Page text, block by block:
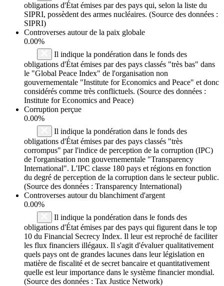
obligations d'État émises par des pays qui, selon la liste du
SIPRI, possèdent des armes nucléaires. (Source des données :
SIPRI)
Controverses autour de la paix globale
0.00%
Il indique la pondération dans le fonds des
obligations d'État émises par des pays classés "très bas" dans
le "Global Peace Index" de l'organisation non
gouvernementale "Institute for Economics and Peace" et donc
considérés comme très conflictuels. (Source des données :
Institute for Economics and Peace)
Corruption perçue
0.00%
Il indique la pondération dans le fonds des
obligations d'État émises par des pays classés "très
corrompus" par l'indice de perception de la corruption (IPC)
de l'organisation non gouvernementale "Transparency
International". L'IPC classe 180 pays et régions en fonction
du degré de perception de la corruption dans le secteur public.
(Source des données : Transparency International)
Controverses autour du blanchiment d'argent
0.00%
Il indique la pondération dans le fonds des
obligations d'État émises par des pays qui figurent dans le top
10 du Financial Secrecy Index. Il leur est reproché de faciliter
les flux financiers illégaux. Il s'agit d'évaluer qualitativement
quels pays ont de grandes lacunes dans leur législation en
matière de fiscalité et de secret bancaire et quantitativement
quelle est leur importance dans le système financier mondial.
(Source des données : Tax Justice Network)